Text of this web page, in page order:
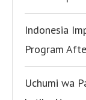
Indonesia
Program
Uchumi wa